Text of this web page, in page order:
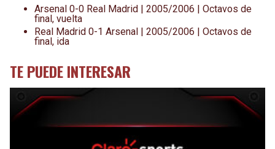
Arsenal 0-0 Real Madrid | 2005/2006 | Octavos de
final, vuelta
Real Madrid 0-1 Arsenal | 2005/2006 | Octavos de
final, ida
TE PUEDE INTERESAR